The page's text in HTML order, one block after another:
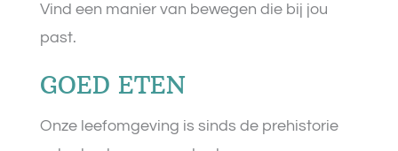
Vind een manier van bewegen die bij jou
past.
GOED ETEN
Onze leefomgeving is sinds de prehistorie